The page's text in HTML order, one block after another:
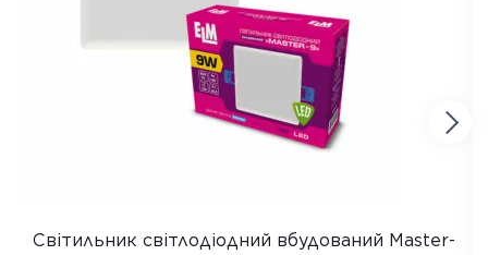
Світильник світлодіодний вбудований Master-